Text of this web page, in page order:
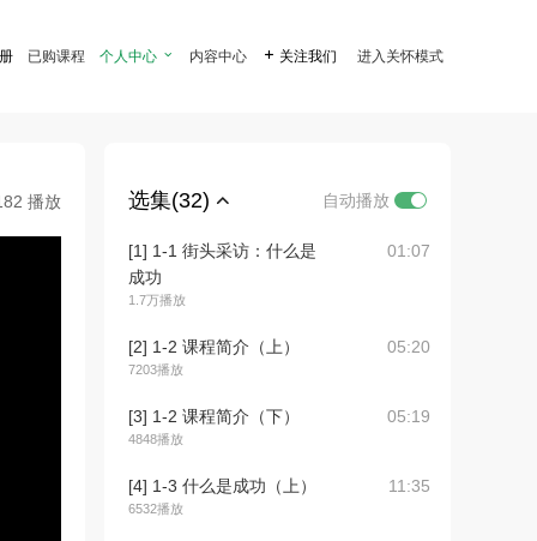
已购课程 个人中心  内容中心  关注我们 进入关怀模式
播放 选集(32) 自动播放
[1] 1-1 街头采访：什么是
成功
1.7万播放
01:07
[2] 1-2 课程简介（上）
7203播放
05:20
[3] 1-2 课程简介（下）
4848播放
05:19
[4] 1-3 什么是成功（上）
6532播放
11:35